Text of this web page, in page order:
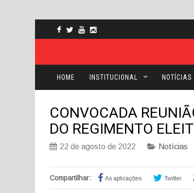
HOME INSTITUCIONAL NOTÍCIAS
CONVOCADA
DO REGIMENTO
22 de agosto de 2022 Notícias
Compartilhar: As aplicações Twitter